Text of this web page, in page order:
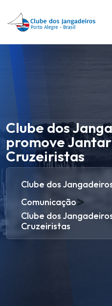
Clube dos
promove
Cruzeiristas
Clube dos
Comunicação>
Clube dos
Cruzeiristas